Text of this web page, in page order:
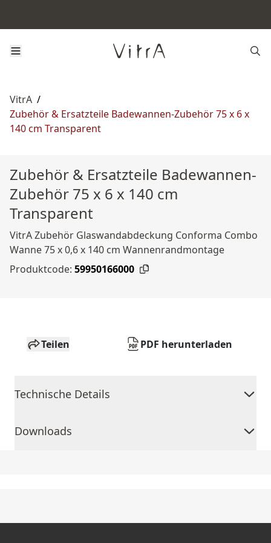
VitrA /
Zubehör & Ersatzteile Badewannen-Zubehör 75 x 6 x
140 cm Transparent
Zubehör & Ersatzteile Badewannen-
Zubehör 75 x 6 x 140 cm
Transparent
VitrA Zubehör Glaswandabdeckung Conforma Combo
Wanne 75 x 0,6 x 140 cm Wannenrandmontage
Produktcode: 59950166000
Teilen PDF herunterladen
Technische Details
Downloads